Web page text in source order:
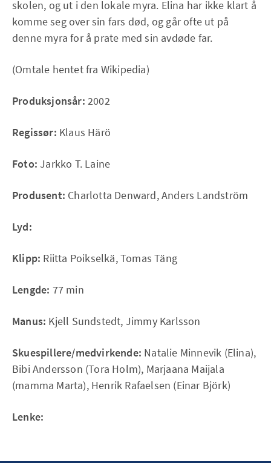
skolen, og ut i den lokale myra. Elina har ikke klart å
komme seg over sin fars død, og går ofte ut på
denne myra for å prate med sin avdøde far.
(Omtale hentet fra Wikipedia)
Produksjonsår: 2002
Regissør: Klaus Härö
Foto: Jarkko T. Laine
Produsent: Charlotta Denward, Anders Landström
Lyd:
Klipp: Riitta Poikselkä, Tomas Täng
Lengde: 77 min
Manus: Kjell Sundstedt, Jimmy Karlsson
Skuespillere/medvirkende: Natalie Minnevik (Elina),
Bibi Andersson (Tora Holm), Marjaana Maijala
(mamma Marta), Henrik Rafaelsen (Einar Björk)
Lenke: